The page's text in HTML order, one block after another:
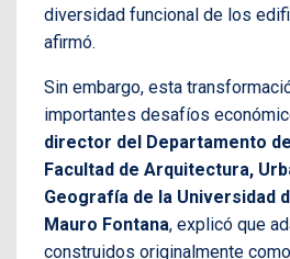
diversidad funcional de los
afirmó.
Sin embargo, esta
importantes desafíos
director del Departamento
Facultad de Arquitectura,
Geografía de la Universidad
Mauro Fontana, explicó que
construidos originalmente